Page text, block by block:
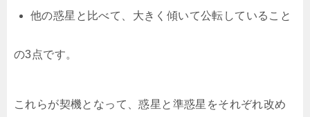
他の惑星と比べて、大きく傾いて公転していること
の3点です。
これらが契機となって、惑星と準惑星をそれぞれ改め